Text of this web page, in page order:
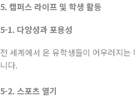
5. 캠퍼스 라이프 및 학생 활동
5-1. 다양성과 포용성
전 세계에서 온 유학생들이 어우러지는
니다.
5-2. 스포츠 열기